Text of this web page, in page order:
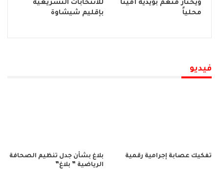
ويختار منعم بويدية أميناً
محلياً
للانتخابات التشريعية
بإقليم شيشاوة
فيديو
تفكيك عصابة إجرامية رقمية
بلاغ بشأن جدل تنظيم الصحافة
الرياضية ” بلاغ”